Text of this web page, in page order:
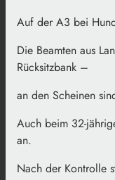
Auf der A3 bei
Die Beamten aus
Rücksitzbank –
an den Scheinen
Auch beim 32-
an.
Nach der Kontrolle